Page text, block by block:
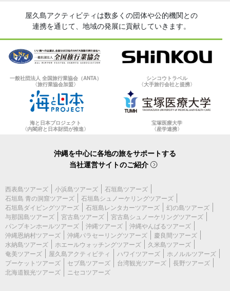
屋久島アクティビティは数多くの団体や公的機関との
連携を通じて、地域の発展に貢献していきます。
一般社団法人 全国旅行業協会（ANTA）
〈旅行業協会加盟〉
シンコウトラベル
〈大手旅行会社と提携〉
海と日本プロジェクト
〈内閣府と日本財団が推進〉
宝塚医療大学
〈産学連携〉
沖縄を中心に各地の旅をサポートする
当社運営サイトのご紹介
西表島ツアーズ 小浜島ツアーズ
石垣島ツアーズ
石垣島 青の洞窟ツアーズ
石垣島シュノーケリングツアーズ
石垣島ダイビングツアーズ
石垣島レンタカーツアーズ
幻の島ツアーズ
与那国島ツアーズ
宮古島ツアーズ
宮古島シュノーケリングツアーズ
パンプキンホールツアーズ
沖縄ツアーズ
沖縄やんばるツアーズ
沖縄恩納村ツアーズ
沖縄パラセーリングツアーズ
慶良間ツアーズ
水納島ツアーズ
ホエールウォッチングツアーズ
久米島ツアーズ
奄美ツアーズ
屋久島アクティビティ ハワイツアーズ
ホノルルツアーズ
プーケットツアーズ
セブ島ツアーズ 台湾観光ツアーズ
長野ツアーズ
北海道観光ツアーズ
ニセコツアーズ